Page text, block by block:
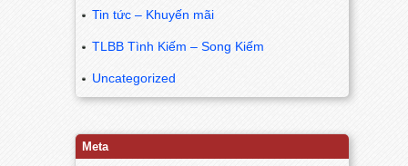
Tin tức – Khuyến mãi
TLBB Tình Kiếm – Song Kiếm
Uncategorized
Meta